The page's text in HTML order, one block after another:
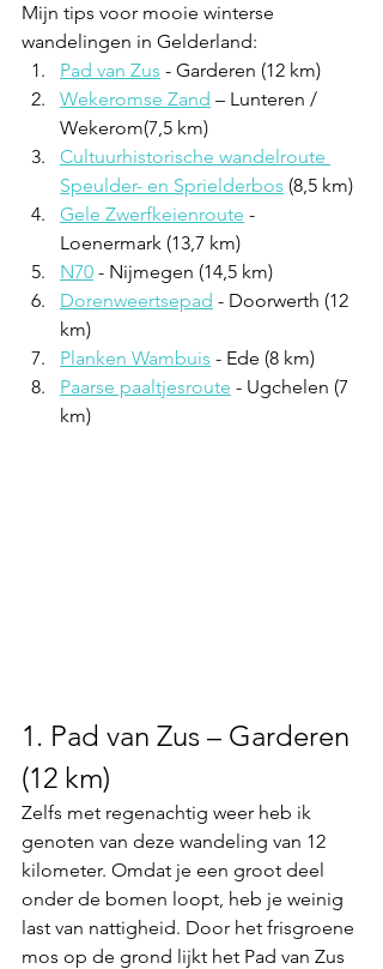
Mijn tips voor mooie winterse
wandelingen in Gelderland:
Pad van Zus - Garderen (12 km)
Wekeromse Zand – Lunteren /
Wekerom(7,5 km)
Cultuurhistorische wandelroute
Speulder- en Sprielderbos (8,5 km)
Gele Zwerfkeienroute -
Loenermark (13,7 km)
N70 - Nijmegen (14,5 km)
Dorenweertsepad - Doorwerth (12
km)
Planken Wambuis - Ede (8 km)
Paarse paaltjesroute - Ugchelen (7
km)
1. Pad van Zus – Garderen
(12 km)
Zelfs met regenachtig weer heb ik
genoten van deze wandeling van 12
kilometer. Omdat je een groot deel
onder de bomen loopt, heb je weinig
last van nattigheid. Door het frisgroene
mos op de grond lijkt het Pad van Zus